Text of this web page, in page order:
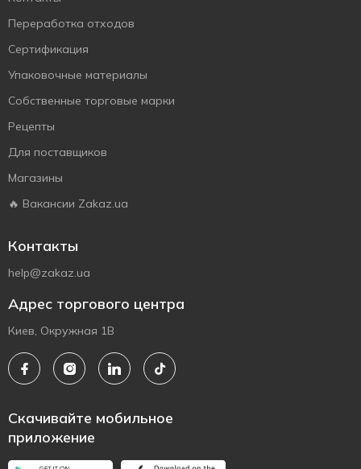
Переработка отходов
Сертификация
Упаковочные материалы
Собственные торговые марки
Рецепты
Для поставщиков
Магазины
🔥 Вакансии Zakaz.ua
Контакты
help@zakaz.ua
Адрес торгового центра
Киев, Окружная 1В
Скачивайте мобильное
приложение